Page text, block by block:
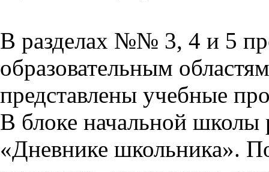
В разделах №№ 3, 4 и 5
образовательным
представлены учебные
В блоке начальной школы
«Дневнике школьника».